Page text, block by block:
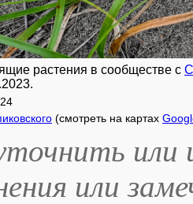
растения в сообществе с
(смотреть на картах
или
или